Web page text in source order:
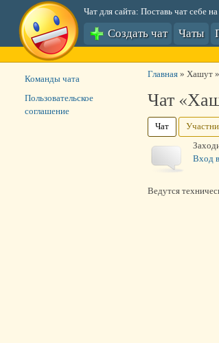
Чат для сайта: Поставь чат себе на
Создать чат Чаты
Главная» Хашут»
Чат
Чат
Вход
Команды чата
Пользовательское
соглашение